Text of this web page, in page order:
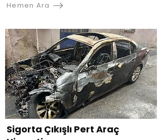
Hemen Ara
Sigorta Çıkışlı Pert Araç